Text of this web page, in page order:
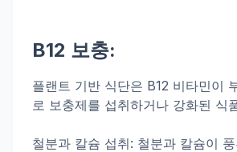
B12 보충:
플랜트 기반 식단은 B12 비타민이
로 보충제를 섭취하거나 강화된 식
철분과 칼슘 섭취: 철분과 칼슘이